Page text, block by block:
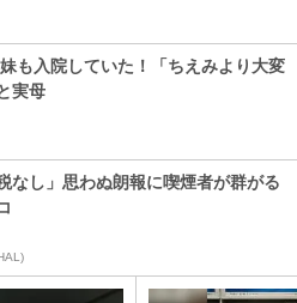
も入院していた！「ちえみより大変
実母
なし」思わぬ朗報に喫煙者が群がる